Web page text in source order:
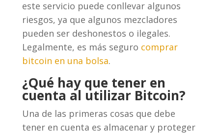
este servicio puede conllevar algunos
riesgos, ya que algunos mezcladores
pueden ser deshonestos o ilegales.
Legalmente, es más seguro comprar
bitcoin en una bolsa.
¿Qué hay que tener en
cuenta al utilizar Bitcoin?
Una de las primeras cosas que debe
tener en cuenta es almacenar y proteger